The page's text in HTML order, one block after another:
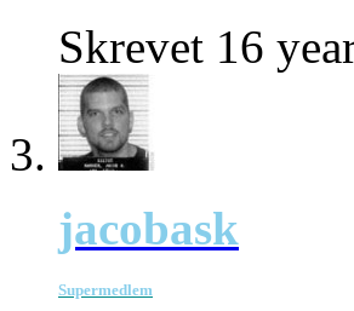
Skrevet 16
jacobask
Supermedlem